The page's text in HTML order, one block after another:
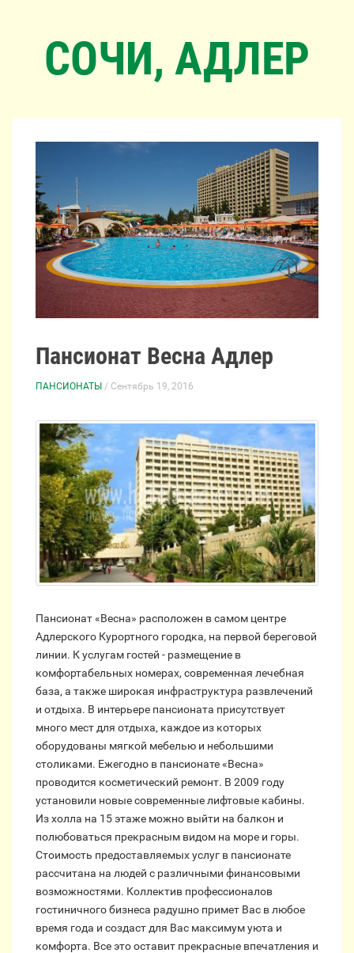
СОЧИ, АДЛЕР
Пансионат Весна Адлер
ПАНСИОНАТЫ / Сентябрь 19, 2016
Пансионат «Весна» расположен в самом центре
Адлерского Курортного городка, на первой береговой
линии. К услугам гостей - размещение в
комфортабельных номерах, современная лечебная
база, а также широкая инфраструктура развлечений
и отдыха. В интерьере пансионата присутствует
много мест для отдыха, каждое из которых
оборудованы мягкой мебелью и небольшими
столиками. Ежегодно в пансионате «Весна»
проводится косметический ремонт. В 2009 году
установили новые современные лифтовые кабины.
Из холла на 15 этаже можно выйти на балкон и
полюбоваться прекрасным видом на море и горы.
Стоимость предоставляемых услуг в пансионате
рассчитана на людей с различными финансовыми
возможностями. Коллектив профессионалов
гостиничного бизнеса радушно примет Вас в любое
время года и создаст для Вас максимум уюта и
комфорта. Все это оставит прекрасные впечатления и